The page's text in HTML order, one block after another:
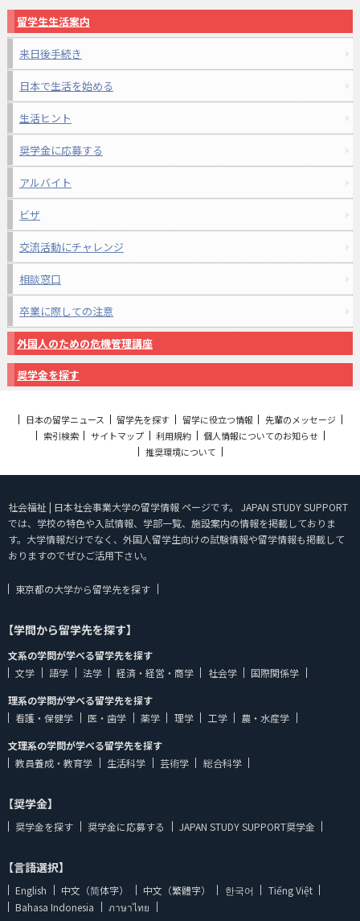
留学生生活案内
来日後手続き
日本で生活を始める
生活ヒント
奨学金に応募する
アルバイト
ビザ
交流活動にチャレンジ
相談窓口
卒業に際しての注意
外国人のための危機管理講座
奨学金を探す
日本の留学ニュース 留学先を探す 留学に役立つ情報
先輩のメッセージ
索引検索
サイトマップ 利用規約
個人情報についてのお知らせ
推奨環境について
社会福祉 | 日本社会事業大学の留学情報 ページです。 JAPAN STUDY SUPPORT
では、学校の特色や入試情報、学部一覧、施設案内の情報を掲載しておりま
す。大学情報だけでなく、外国人留学生向けの試験情報や留学情報も掲載して
おりますのでぜひご活用下さい。
東京都の大学から留学先を探す
【学問から留学先を探す】
文系の学問が学べる留学先を探す
文学
語学 法学 経済・経営・商学 社会学
国際関係学
理系の学問が学べる留学先を探す
看護・保健学
医・歯学 薬学 理学 工学
農・水産学
文理系の学問が学べる留学先を探す
教員養成・教育学
生活科学 芸術学 総合科学
【奨学金】
奨学金を探す 奨学金に応募する JAPAN STUDY SUPPORT奨学金
【言語選択】
English 中文（简体字） 中文（繁體字） 한국어
Tiếng Việt
Bahasa Indonesia
ภาษาไทย